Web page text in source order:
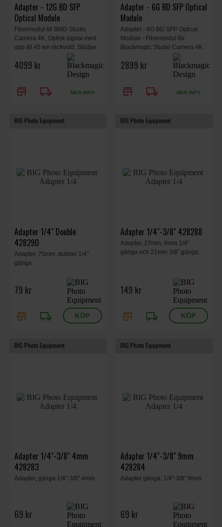
Adapter - 12G BD SFP
Optical Module
Fibermodul till BMD Studio
Camera 4K, Optisk signal med
upp till 45 km räckvidd, Stödjer
12G-SDI, 10-bit 4:2:2, Kräver ej
ATEM Camera Converter
4099 kr
store local_shipping MER INFO
Adapter - 6G BD SFP Optical
Module
Adapter - 6G BD SFP Optical
Module - Fibermodul för
Blackmagic Studio Camera 4K.
2899 kr
store local_shipping MER INFO
BIG Photo Equipment
Adapter 1/4" Double
428290
Adapter, 75mm, dubbel 1/4"
gänga.
79 kr
store local_shipping
BIG Photo Equipment
Adapter 1/4"-3/8" 428288
Adapter, 27mm, 6mm 1/4"
gänga och 21mm 3/8" gänga.
149 kr
store local_shipping
BIG Photo Equipment
Adapter 1/4"-3/8" 4mm
428283
Adapter, gänga 1/4"-3/8" 4mm.
69 kr
BIG Photo Equipment
Adapter 1/4"-3/8" 9mm
428284
Adapter gänga, 1/4"-3/8" 9mm.
69 kr